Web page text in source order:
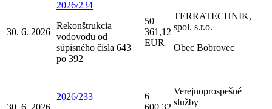
30. 6. 2026
2026/234
Rekonštrukcia
vodovodu od
súpisného čísla 643
po 392
50
361,12
EUR
TERRATECHNIK,
spol. s.r.o.
Obec Bobrovec
30. 6. 2026
2026/233
6
600,32
Verejnoprospešné
služby